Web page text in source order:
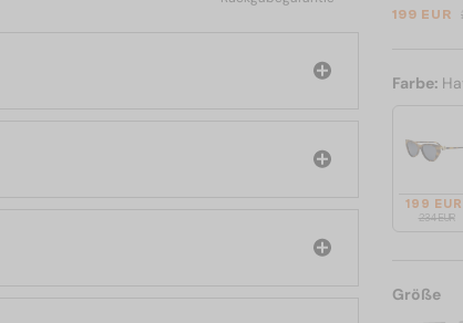
199 EUR
Farbe:
199 EUR
234 EUR
Größe